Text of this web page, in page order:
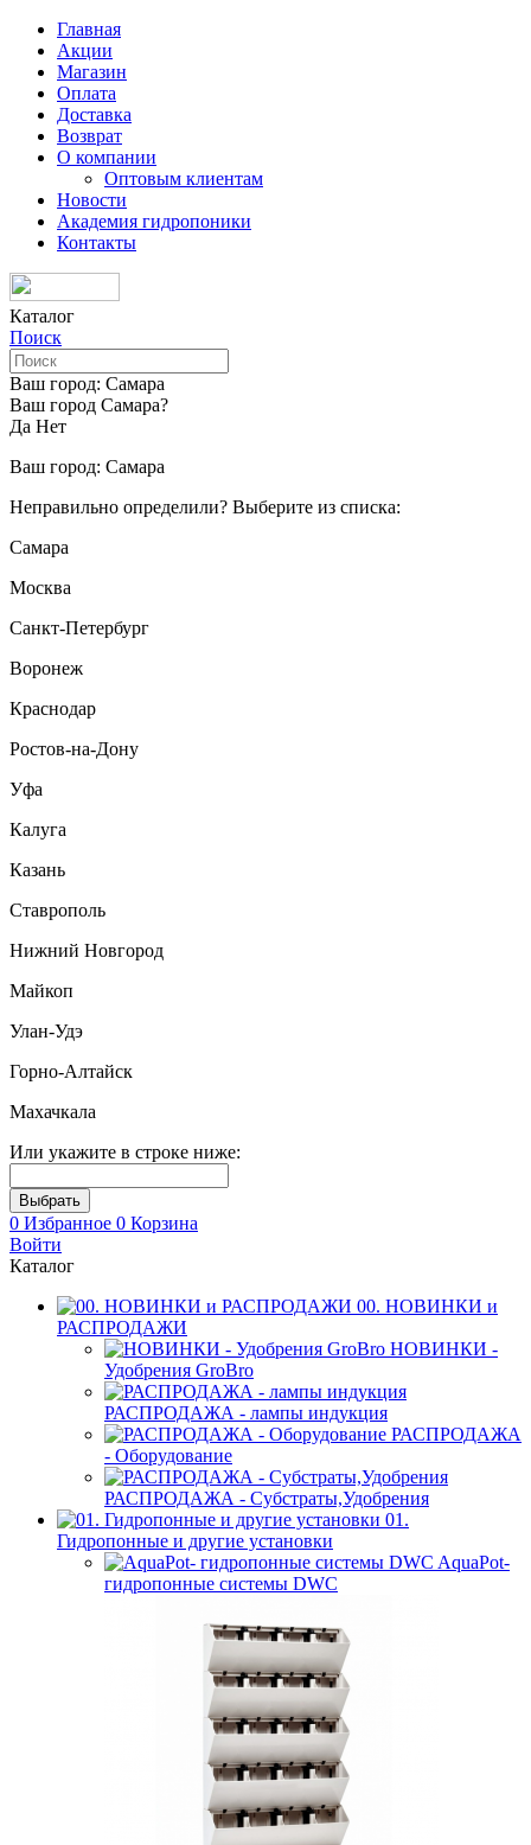
Главная
Акции
Магазин
Оплата
Доставка
Возврат
О компании
Оптовым клиентам
Новости
Академия гидропоники
Контакты
Каталог
Поиск
Ваш город: Самара
Ваш город Самара?
Да Нет
Ваш город: Самара
Неправильно определили? Выберите из списка:
Самара
Москва
Санкт-Петербург
Воронеж
Краснодар
Ростов-на-Дону
Уфа
Калуга
Казань
Ставрополь
Нижний Новгород
Майкоп
Улан-Удэ
Горно-Алтайск
Махачкала
Или укажите в строке ниже:
0 Избранное 0 Корзина
Войти
Каталог
00. НОВИНКИ и
РАСПРОДАЖИ
НОВИНКИ -
Удобрения GroBro
РАСПРОДАЖА - лампы индукция
РАСПРОДАЖА
- Оборудование
РАСПРОДАЖА - Субстраты,Удобрения
01.
Гидропонные и другие установки
AquaPot-
гидропонные системы DWC